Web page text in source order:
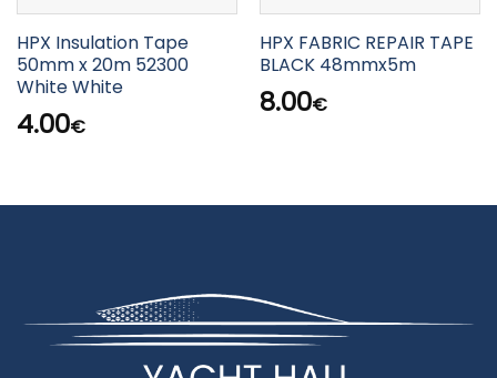
HPX Insulation Tape
50mm x 20m 52300
White White
4.00€
HPX FABRIC REPAIR TAPE
BLACK 48mmx5m
8.00€